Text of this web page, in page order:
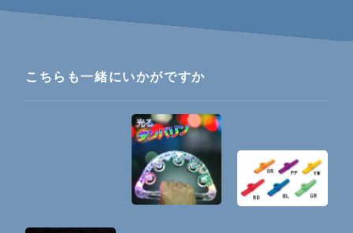
こちらも一緒にいかがですか